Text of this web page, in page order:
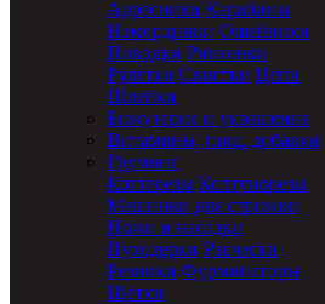
Адресники Карабины
Намордники Ошейники
Поводки Ринговки
Рулетки Свистки Цепи
Шлейки
Бижутерия и украшения
Витамины, пищ. добавки
Груминг
Когтерезы Колтунорезы
Машинки для стрижки
Ножи и насадки
Пуходерки Расчески
Резинки Фурминаторы
Щетки